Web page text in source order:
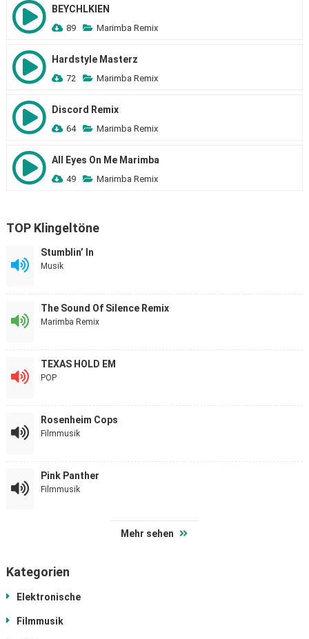
BEYCHLKIEN
89 Marimba Remix
Hardstyle Masterz
72 Marimba Remix
Discord Remix
64 Marimba Remix
All Eyes On Me Marimba
49 Marimba Remix
TOP Klingeltöne
Stumblin’ In
Musik
The Sound Of Silence Remix
Marimba Remix
TEXAS HOLD EM
POP
Rosenheim Cops
Filmmusik
Pink Panther
Filmmusik
Mehr sehen
Kategorien
Elektronische
Filmmusik